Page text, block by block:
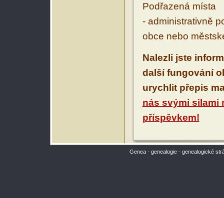
Podřazená místa
- administrativně
obce nebo
Nalezli jste
další fungování
urychlit přepis
nás svými silami
příspěvkem!
Genea - genealogie - genealogické